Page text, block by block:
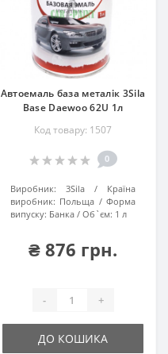
Автоемаль база металік 3Sila
Base Daewoo 62U 1л
Код товару: 1507
0
Виробник: 3Sila
Країна
виробник: Польща
Форма
випуску: Банка Об`єм: 1 л
₴ 876 грн.
- +
ДО КОШИКА